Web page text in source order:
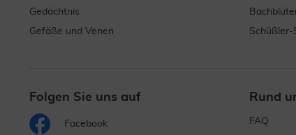
Gedächtnis
Gefäße und Venen
Schüßler-
Folgen Sie uns auf
Facebook
Rund
FAQ